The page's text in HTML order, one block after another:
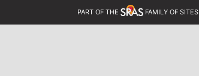
PART OF THE FAMILY OF SITES